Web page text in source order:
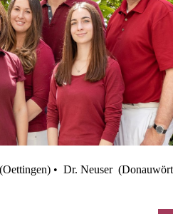
• Dr. Neuser